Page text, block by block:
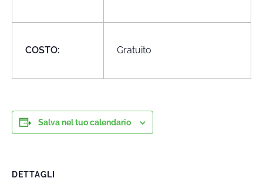
COSTO: Gratuito
Salva nel tuo calendario
DETTAGLI